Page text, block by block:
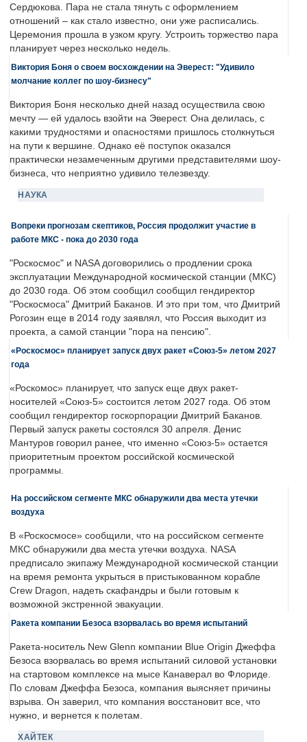
Сердюкова. Пара не стала тянуть с оформлением
отношений – как стало известно, они уже расписались.
Церемония прошла в узком кругу. Устроить торжество пара
планирует через несколько недель.
Виктория Боня о своем восхождении на Эверест: "Удивило
молчание коллег по шоу-бизнесу"
Виктория Боня несколько дней назад осуществила свою
мечту — ей удалось взойти на Эверест. Она делилась, с
какими трудностями и опасностями пришлось столкнуться
на пути к вершине. Однако её поступок оказался
практически незамеченным другими представителями шоу-
бизнеса, что неприятно удивило телезвезду.
НАУКА
Вопреки прогнозам скептиков, Россия продолжит участие в
работе МКС - пока до 2030 года
"Роскосмос" и NASA договорились о продлении срока
эксплуатации Международной космической станции (МКС)
до 2030 года. Об этом сообщил сообщил гендиректор
"Роскосмоса" Дмитрий Баканов. И это при том, что Дмитрий
Рогозин еще в 2014 году заявлял, что Россия выходит из
проекта, а самой станции "пора на пенсию".
«Роскосмос» планирует запуск двух ракет «Союз-5» летом 2027
года
«Роскомос» планирует, что запуск еще двух ракет-
носителей «Союз-5» состоится летом 2027 года. Об этом
сообщил гендиректор госкорпорации Дмитрий Баканов.
Первый запуск ракеты состоялся 30 апреля. Денис
Мантуров говорил ранее, что именно «Союз-5» остается
приоритетным проектом российской космической
программы.
На российском сегменте МКС обнаружили два места утечки
воздуха
В «Роскосмосе» сообщили, что на российском сегменте
МКС обнаружили два места утечки воздуха. NASA
предписало экипажу Международной космической станции
на время ремонта укрыться в пристыкованном корабле
Crew Dragon, надеть скафандры и были готовым к
возможной экстренной эвакуации.
Ракета компании Безоса взорвалась во время испытаний
Ракета-носитель New Glenn компании Blue Origin Джеффа
Безоса взорвалась во время испытаний силовой установки
на стартовом комплексе на мысе Канаверал во Флориде.
По словам Джеффа Безоса, компания выясняет причины
взрыва. Он заверил, что компания восстановит все, что
нужно, и вернется к полетам.
ХАЙТЕК